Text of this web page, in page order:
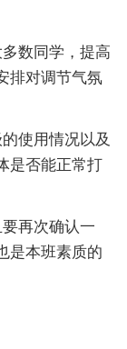
数同学，提高
排对调节气氛
使用情况以及
是否能正常打
再次确认一
是本班素质的